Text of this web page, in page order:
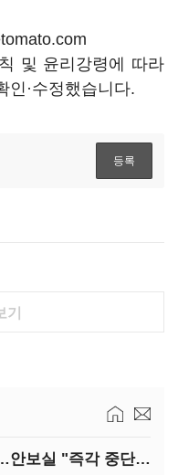
및 윤리강령에 따라
인·수정했습니다.
기
북, 단거리 탄도미사일 발사…안보실 "즉각 중단 촉구"